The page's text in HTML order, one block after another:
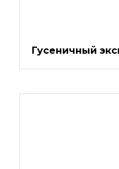
Гусеничный